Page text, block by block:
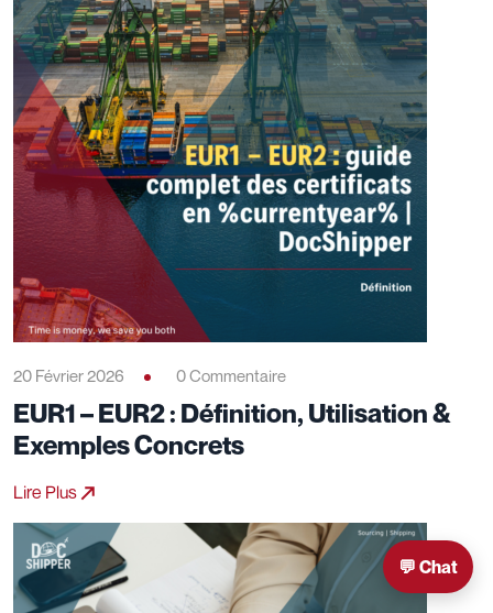
20 Février 2026 0 Commentaire
EUR1 – EUR2 : Définition, Utilisation &
Exemples Concrets
Lire Plus
💬 Chat